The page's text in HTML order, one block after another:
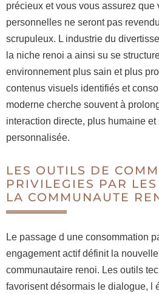
précieux et vous vous assurez que
personnelles ne seront pas
scrupuleux. L industrie du
la niche renoi a ainsi su se
environnement plus sain et plus
contenus visuels identifiés et
moderne cherche souvent à
interaction directe, plus humaine et
personnalisée.
LES OUTILS DE
PRIVILEGIES PAR
LA COMMUNAUTE
Le passage d une consommation
engagement actif définit la
communautaire renoi. Les outils
favorisent désormais le dialogue, l